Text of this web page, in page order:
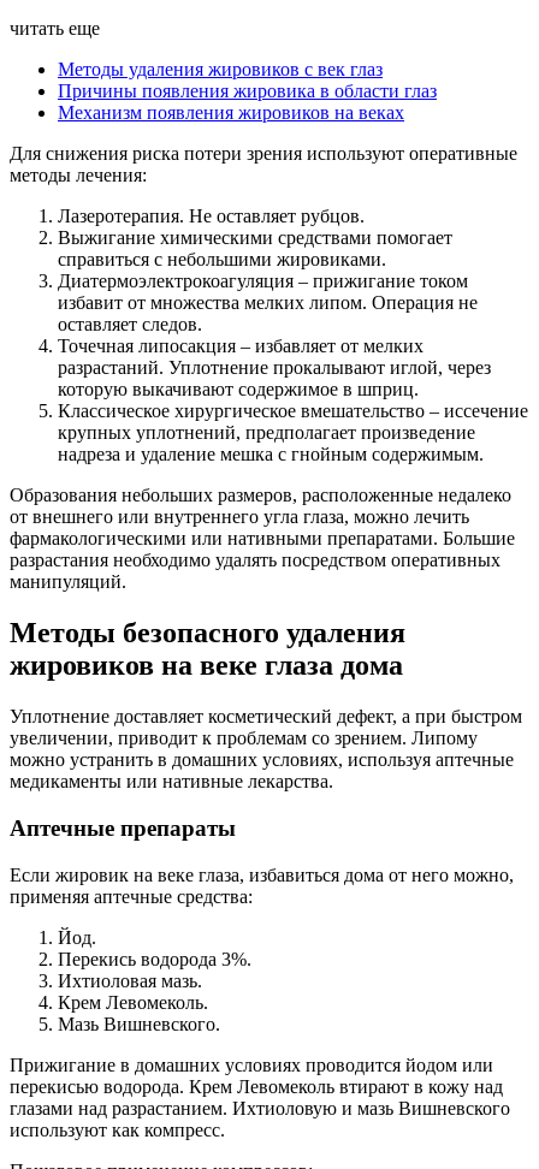
читать еще
Методы удаления жировиков с век глаз
Причины появления жировика в области глаз
Механизм появления жировиков на веках
Для снижения риска потери зрения используют оперативные
методы лечения:
Лазеротерапия. Не оставляет рубцов.
Выжигание химическими средствами помогает
справиться с небольшими жировиками.
Диатермоэлектрокоагуляция – прижигание током
избавит от множества мелких липом. Операция не
оставляет следов.
Точечная липосакция – избавляет от мелких
разрастаний. Уплотнение прокалывают иглой, через
которую выкачивают содержимое в шприц.
Классическое хирургическое вмешательство – иссечение
крупных уплотнений, предполагает произведение
надреза и удаление мешка с гнойным содержимым.
Образования небольших размеров, расположенные недалеко
от внешнего или внутреннего угла глаза, можно лечить
фармакологическими или нативными препаратами. Большие
разрастания необходимо удалять посредством оперативных
манипуляций.
Методы безопасного удаления
жировиков на веке глаза дома
Уплотнение доставляет косметический дефект, а при быстром
увеличении, приводит к проблемам со зрением. Липому
можно устранить в домашних условиях, используя аптечные
медикаменты или нативные лекарства.
Аптечные препараты
Если жировик на веке глаза, избавиться дома от него можно,
применяя аптечные средства:
Йод.
Перекись водорода 3%.
Ихтиоловая мазь.
Крем Левомеколь.
Мазь Вишневского.
Прижигание в домашних условиях проводится йодом или
перекисью водорода. Крем Левомеколь втирают в кожу над
глазами над разрастанием. Ихтиоловую и мазь Вишневского
используют как компресс.